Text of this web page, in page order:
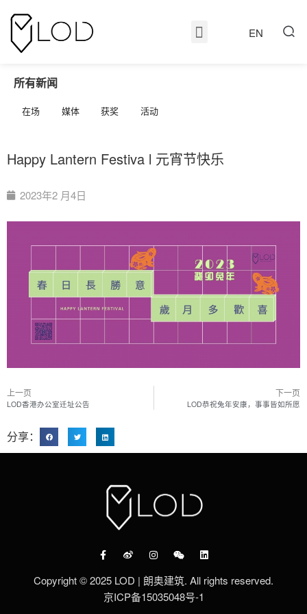
EN
所有新闻
在场 媒体 获奖 活动
Happy Lantern Festiva l 元宵节快乐
2023年2 月4日
上一页
LOD香港办公室迁址公告
下一页
LOD恭祝兔年安康，事事皆如所愿
分享：
Copyright © 2025 LOD | 朗奥建筑. All rights reserved.
京ICP备15035048号-1